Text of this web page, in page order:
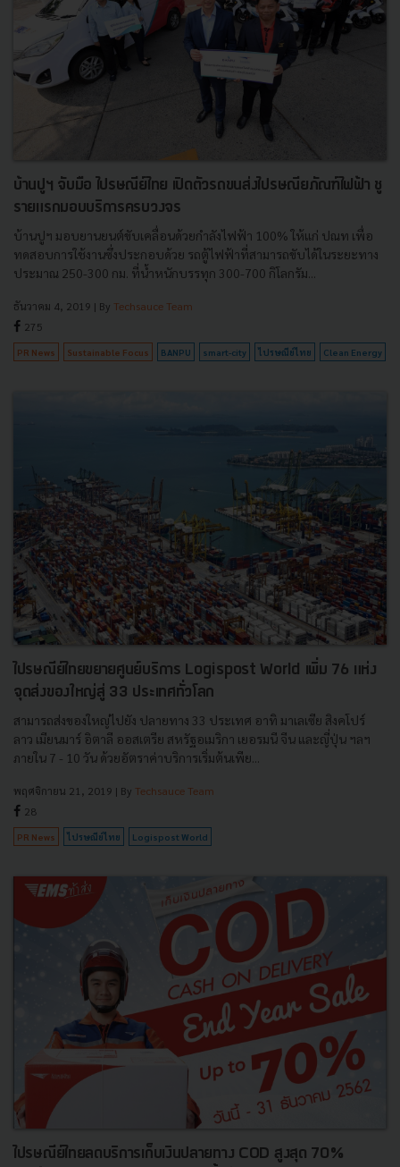
บ้านปูฯ จับมือ ไปรษณีย์ไทย เปิดตัวรถขนส่งไปรษณียภัณฑ์ไฟฟ้า ชู
รายแรกมอบบริการครบวงจร
บ้านปูฯ มอบยานยนต์ขับเคลื่อนด้วยกำลังไฟฟ้า 100% ให้แก่ ปณท เพื่อ
ทดสอบการใช้งานซึ่งประกอบด้วย รถตู้ไฟฟ้าที่สามารถขับได้ในระยะทาง
ประมาณ 250-300 กม. ที่น้ำหนักบรรทุก 300-700 กิโลกรัม...
ธันวาคม 4, 2019 | By Techsauce Team
275
PR News Sustainable Focus BANPU smart-city ไปรษณีย์ไทย Clean Energy
ไปรษณีย์ไทยขยายศูนย์บริการ Logispost World เพิ่ม 76 แห่ง
จุดส่งของใหญ่สู่ 33 ประเทศทั่วโลก
สามารถส่งของใหญ่ไปยัง ปลายทาง 33 ประเทศ อาทิ มาเลเซีย สิงคโปร์
ลาว เมียนมาร์ อิตาลี ออสเตรีย สหรัฐอเมริกา เยอรมนี จีน และญี่ปุ่น ฯลฯ
ภายใน 7 - 10 วัน ด้วยอัตราค่าบริการเริ่มต้นเพีย...
พฤศจิกายน 21, 2019 | By Techsauce Team
28
PR News ไปรษณีย์ไทย Logispost World
ไปรษณีย์ไทยลดบริการเก็บเงินปลายทาง COD สูงสุด 70%